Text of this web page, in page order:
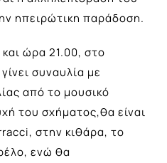
ηπειρώτικη παράδοση.
ώρα 21.00, στο
συναυλία με
από το μουσικό
του σχήματος,θα είναι
στην κιθάρα, το
ενώ θα